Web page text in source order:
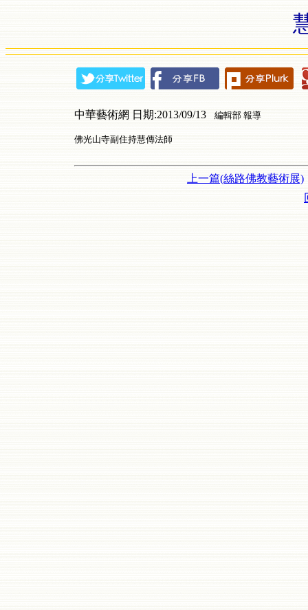
中華藝術網 日期:2013/09/13 編輯部 報導
佛光山寺副住持慧傳法師
上一篇(絲路佛教藝術展)